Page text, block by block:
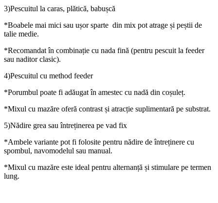
3)Pescuitul la caras, plătică, babușcă
*Boabele mai mici sau ușor sparte din mix pot atrage și peștii de
talie medie.
*Recomandat în combinație cu nada fină (pentru pescuit la feeder
sau naditor clasic).
4)Pescuitul cu method feeder
*Porumbul poate fi adăugat în amestec cu nadă din coșuleț.
*Mixul cu mazăre oferă contrast și atracție suplimentară pe substrat.
5)Nădire grea sau întreținerea pe vad fix
*Ambele variante pot fi folosite pentru nădire de întreținere cu
spombul, navomodelul sau manual.
*Mixul cu mazăre este ideal pentru alternanță și stimulare pe termen
lung.